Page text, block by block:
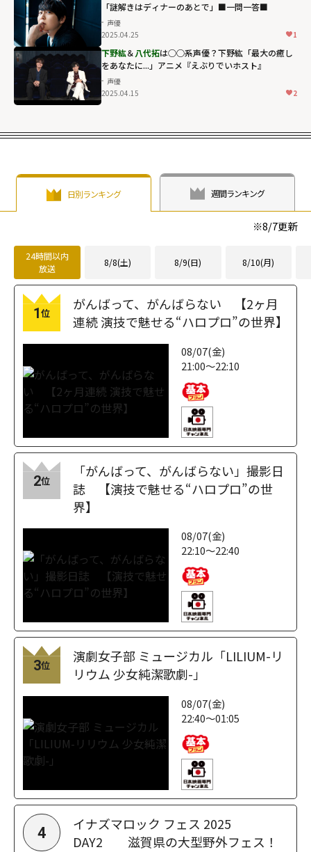
「謎解きはディナーのあとで」■一問一答■
声優
2025.04.25
1
下野紘＆八代拓は○○系声優？下野紘「最大の癒し
をあなたに...」アニメ『えぶりでいホスト』
声優
2025.04.15
2
日別ランキング 週間ランキング
※8/7更新
24時間以内
放送
8/8(土) 8/9(日) 8/10(月)
1位
がんばって、がんばらない 【2ヶ月
連続 演技で魅せる“ハロプロ”の世界】
08/07(金)
21:00～22:10
2位
「がんばって、がんばらない」撮影日
誌 【演技で魅せる“ハロプロ”の世
界】
08/07(金)
22:10～22:40
3位
演劇女子部 ミュージカル「LILIUM-リ
リウム 少女純潔歌劇-」
08/07(金)
22:40～01:05
4
イナズマロック フェス 2025
DAY2 滋賀県の大型野外フェス！